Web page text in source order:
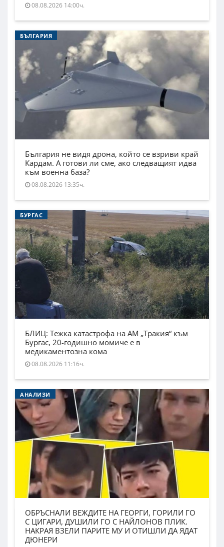
08.08.2026 14:00ч.
БЪЛГАРИЯ
България не видя дрона, който се взриви край
Кардам. А готови ли сме, ако следващият идва
към военна база?
08.08.2026 13:35ч.
БУРГАС
БЛИЦ: Тежка катастрофа на АМ „Тракия“ към
Бургас, 20-годишно момиче е в
медикаментозна кома
08.08.2026 11:16ч.
АНАЛИЗИ
ОБРЪСНАЛИ ВЕЖДИТЕ НА ГЕОРГИ, ГОРИЛИ ГО
С ЦИГАРИ, ДУШИЛИ ГО С НАЙЛОНОВ ПЛИК.
НАКРАЯ ВЗЕЛИ ПАРИТЕ МУ И ОТИШЛИ ДА ЯДАТ
ДЮНЕРИ